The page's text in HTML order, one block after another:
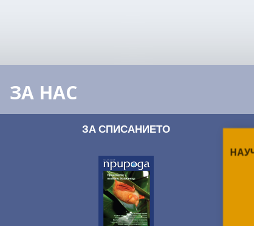
ЗА НАС
ЗА СПИСАНИЕТО